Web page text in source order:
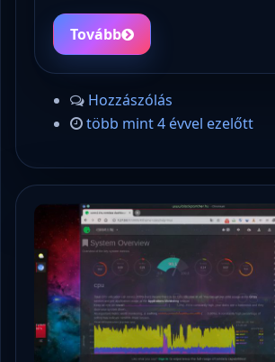
Tovább
Hozzászólás
több mint 4 évvel ezelőtt